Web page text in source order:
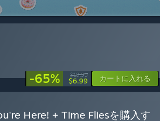
-65% $19.99
$6.99 カートに入れる
Here! + Time Fliesを購入す